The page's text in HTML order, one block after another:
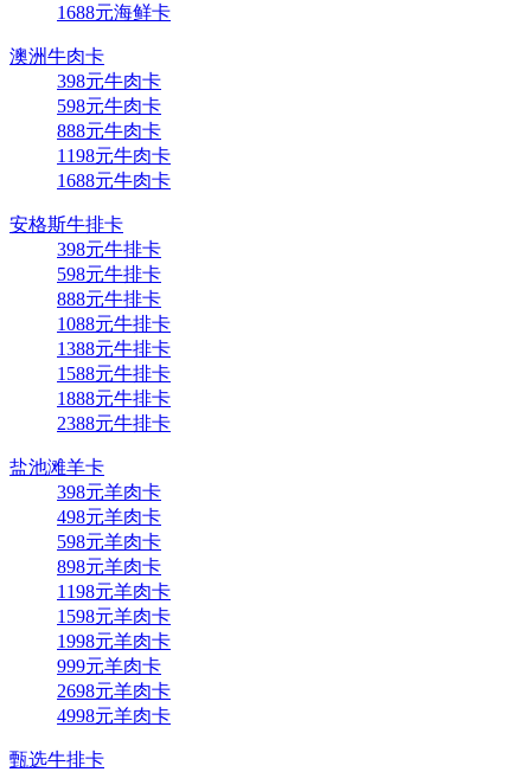
1688元海鲜卡
澳洲牛肉卡
398元牛肉卡
598元牛肉卡
888元牛肉卡
1198元牛肉卡
1688元牛肉卡
安格斯牛排卡
398元牛排卡
598元牛排卡
888元牛排卡
1088元牛排卡
1388元牛排卡
1588元牛排卡
1888元牛排卡
2388元牛排卡
盐池滩羊卡
398元羊肉卡
498元羊肉卡
598元羊肉卡
898元羊肉卡
1198元羊肉卡
1598元羊肉卡
1998元羊肉卡
999元羊肉卡
2698元羊肉卡
4998元羊肉卡
甄选牛排卡